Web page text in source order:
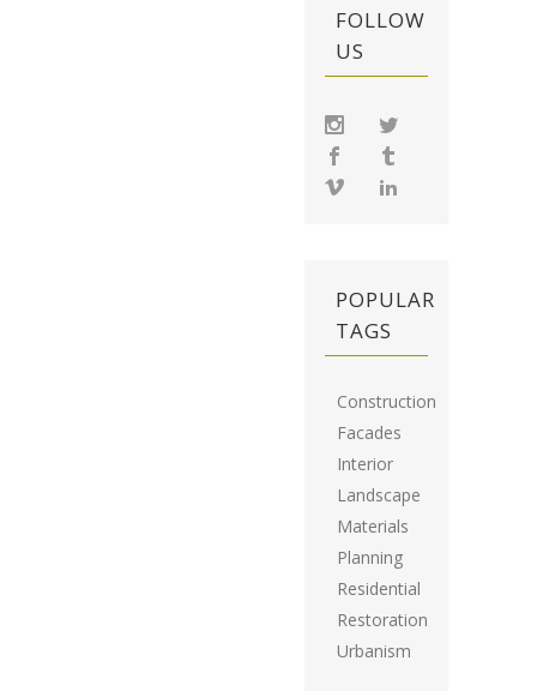
FOLLOW
US
POPULAR
TAGS
Construction
Facades
Interior
Landscape
Materials
Planning
Residential
Restoration
Urbanism